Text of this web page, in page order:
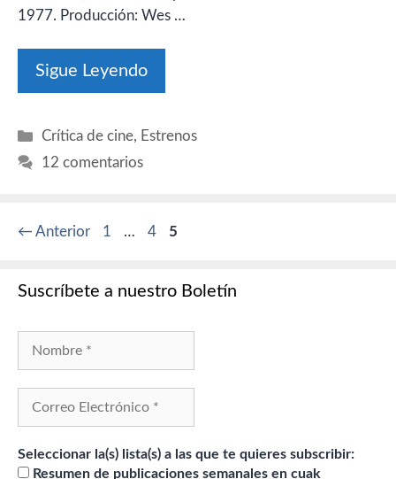
1977. Producción: Wes …
Sigue Leyendo
Categorías
Crítica de cine, Estrenos
12 comentarios
← Anterior Página
1 … Página
4 Página
5
Suscríbete a nuestro Boletín
Seleccionar la(s) lista(s) a las que te quieres subscribir:
Resumen de publicaciones semanales en cuak